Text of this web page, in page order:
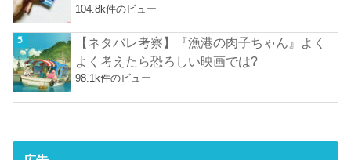
104.8k件のビュー
【ネタバレ考察】『漁港の肉子ちゃん』よく
よく考えたら恐ろしい映画では?
98.1k件のビュー